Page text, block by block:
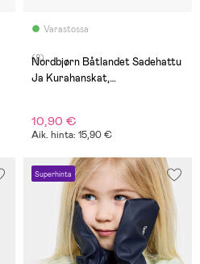
Varastossa
(8)
Nordbjørn Båtlandet Sadehattu
Ja Kurahanskat,
10,90 €
Aik. hinta: 15,90 €
Superhinta